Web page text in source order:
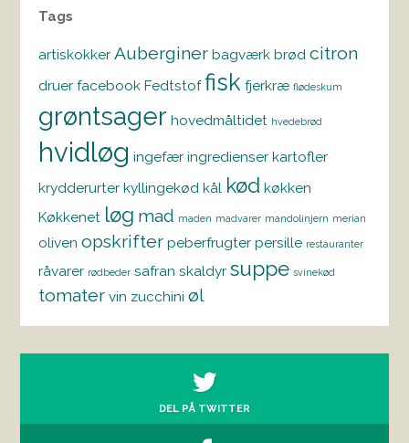
Tags
artiskokker Auberginer bagværk brød citron
druer facebook Fedtstof fisk fjerkræ flødeskum
grøntsager hovedmåltidet hvedebrød
hvidløg ingefær ingredienser kartofler
krydderurter kyllingekød kål kød køkken
Køkkenet løg mad maden madvarer mandolinjern merian
oliven opskrifter peberfrugter persille restauranter
råvarer rødbeder safran skaldyr suppe svinekød
tomater vin zucchini øl
DEL PÅ TWITTER